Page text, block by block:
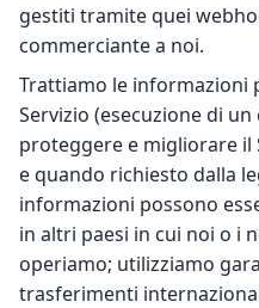
gestiti tramite quei
commerciante a noi.
Trattiamo le informazioni
Servizio (esecuzione di
proteggere e migliorare il
e quando richiesto dalla
informazioni possono
in altri paesi in cui noi o i
operiamo; utilizziamo
trasferimenti